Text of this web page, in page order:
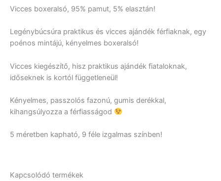
Vicces boxeralsó, 95% pamut, 5% elasztán!
Legénybúcsúra praktikus és vicces ajándék férfiaknak, egy
poénos mintájú, kényelmes boxeralsó!
Vicces kiegészítő, hisz praktikus ajándék fiataloknak,
időseknek is kortól függetleneül!
Kényelmes, passzolós fazonú, gumis derékkal,
kihangsúlyozza a férfiasságod
5 méretben kapható, 9 féle izgalmas színben!
Kapcsolódó termékek